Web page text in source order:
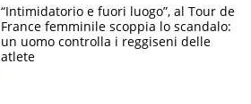
“Intimidatorio e fuori luogo”, al Tour de
France femminile scoppia lo scandalo:
un uomo controlla i reggiseni delle
atlete